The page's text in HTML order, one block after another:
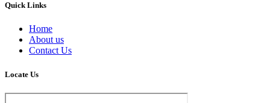
Quick Links
Home
About us
Contact Us
Locate Us